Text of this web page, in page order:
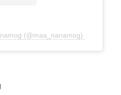
(@maa_nanamog)